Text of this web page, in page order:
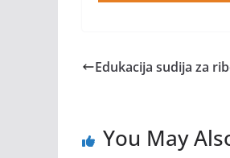
Edukacija sudija za
You May